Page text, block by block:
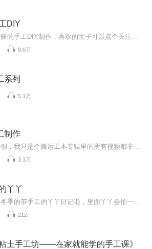
DIY
8.6万
系列
5.1万
制作
3.1万
丫丫
212
粘土手工坊——在家就能学的手工课》